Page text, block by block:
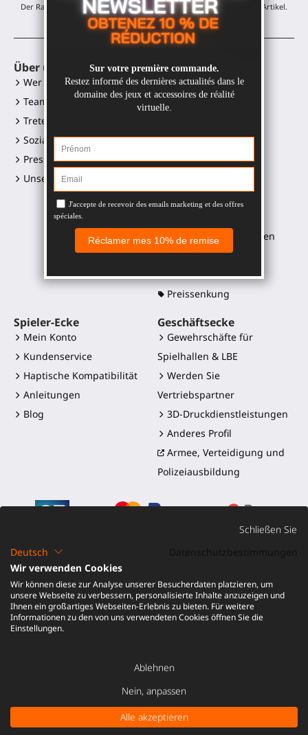
Der Rabatt gilt für alle unsere Produkte, ausgenommen reduzierte Artikel.
Über uns
Wer sind wir?
Team
Treten Sie uns bei
Soziale Medien Links
Pressemappe und Logos
Unsere Einzelhändler
VR-Zubehör
Gunstock MagTube
Gunstock ForceTube
Gunstock Starter
ProStraps Hüllen
Controller-Halterungen
Ersatzteile
Alle Produkte
Preissenkung
Spieler-Ecke
Mein Konto
Kundenservice
Haptische Kompatibilität
Anleitungen
Blog
Geschäftsecke
Gewehrschäfte für
Spielhallen & LBE
Werden Sie
Vertriebspartner
3D-Druckdienstleistungen
Anderes Profil
Armee, Verteidigung und
Polizeiausbildung
©2016-2026 - ProTubeVR™
Versand und Zölle|Garantie|Rückgabe und
Rückerstattung
Schließen Sie
Deutsch
Wir verwenden Cookies
Wir können diese zur Analyse unserer Besucherdaten platzieren, um
unsere Webseite zu verbessern, personalisierte Inhalte anzuzeigen und
Ihnen ein großartiges Webseiten-Erlebnis zu bieten. Für weitere
Informationen zu den von uns verwendeten Cookies öffnen Sie die
Einstellungen.
Ablehnen
Nein, anpassen
Alle akzeptieren